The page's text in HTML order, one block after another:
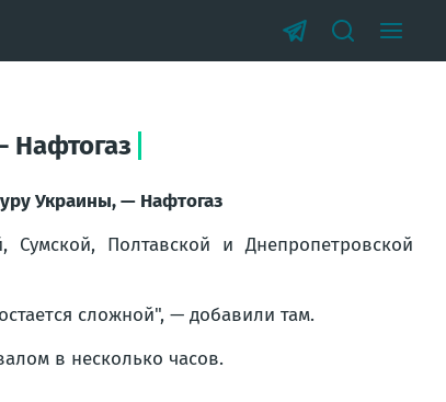
Нафтогаз
Украины, — Нафтогаз
Полтавской и Днепропетровской
сложной", — добавили там.
в несколько часов.